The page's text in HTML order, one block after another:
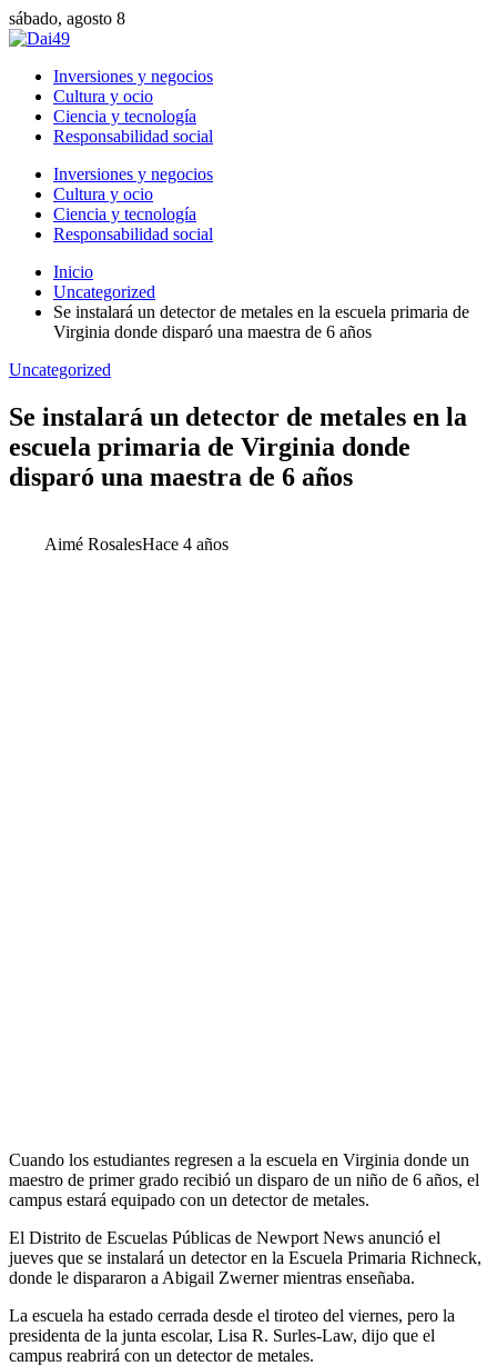
sábado, agosto 8
Inversiones y negocios
Cultura y ocio
Ciencia y tecnología
Responsabilidad social
Inversiones y negocios
Cultura y ocio
Ciencia y tecnología
Responsabilidad social
Inicio
Uncategorized
Se instalará un detector de metales en la escuela primaria de
Virginia donde disparó una maestra de 6 años
Uncategorized
Se instalará un detector de metales en la
escuela primaria de Virginia donde
disparó una maestra de 6 años
Aimé RosalesHace 4 años
Cuando los estudiantes regresen a la escuela en Virginia donde un
maestro de primer grado recibió un disparo de un niño de 6 años, el
campus estará equipado con un detector de metales.
El Distrito de Escuelas Públicas de Newport News anunció el
jueves que se instalará un detector en la Escuela Primaria Richneck,
donde le dispararon a Abigail Zwerner mientras enseñaba.
La escuela ha estado cerrada desde el tiroteo del viernes, pero la
presidenta de la junta escolar, Lisa R. Surles-Law, dijo que el
campus reabrirá con un detector de metales.